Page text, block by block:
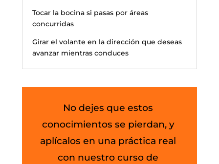
Tocar la bocina si pasas por áreas
concurridas
Girar el volante en la dirección que deseas
avanzar mientras conduces
No dejes que estos
conocimientos se pierdan, y
aplícalos en una práctica real
con nuestro curso de